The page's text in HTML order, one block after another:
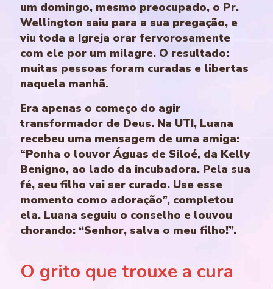
um domingo, mesmo preocupado, o Pr.
Wellington saiu para a sua pregação, e
viu toda a Igreja orar fervorosamente
com ele por um milagre. O resultado:
muitas pessoas foram curadas e libertas
naquela manhã.
Era apenas o começo do agir
transformador de Deus. Na UTI, Luana
recebeu uma mensagem de uma amiga:
“Ponha o louvor Águas de Siloé, da Kelly
Benigno, ao lado da incubadora. Pela sua
fé, seu filho vai ser curado. Use esse
momento como adoração”, completou
ela. Luana seguiu o conselho e louvou
chorando: “Senhor, salva o meu filho!”.
O grito que trouxe a cura